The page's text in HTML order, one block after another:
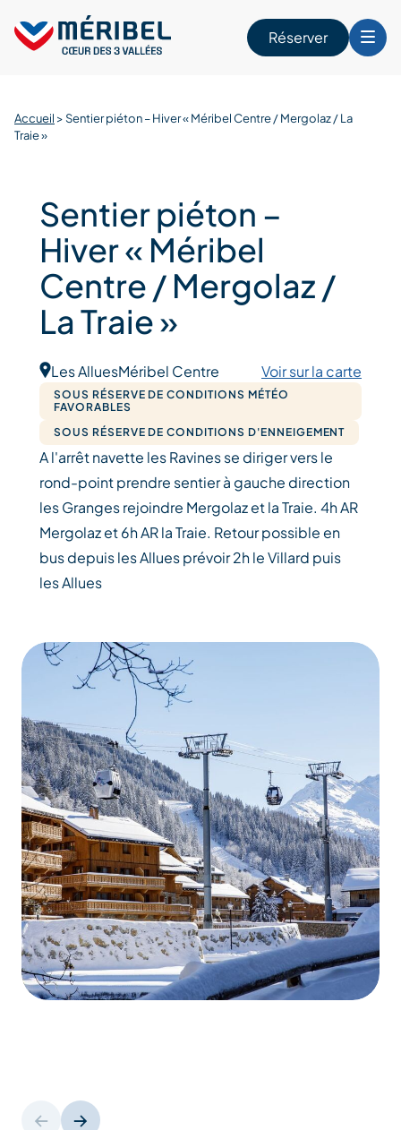
content
Réserver
Accueil >Sentier piéton – Hiver « Méribel Centre / Mergolaz / La
Traie »
Sentier piéton –
Hiver « Méribel
Centre / Mergolaz /
La Traie »
Les AlluesMéribel Centre Voir sur la carte
SOUS RÉSERVE DE CONDITIONS MÉTÉO
FAVORABLES
SOUS RÉSERVE DE CONDITIONS D'ENNEIGEMENT
A l'arrêt navette les Ravines se diriger vers le
rond-point prendre sentier à gauche direction
les Granges rejoindre Mergolaz et la Traie. 4h AR
Mergolaz et 6h AR la Traie. Retour possible en
bus depuis les Allues prévoir 2h le Villard puis
les Allues